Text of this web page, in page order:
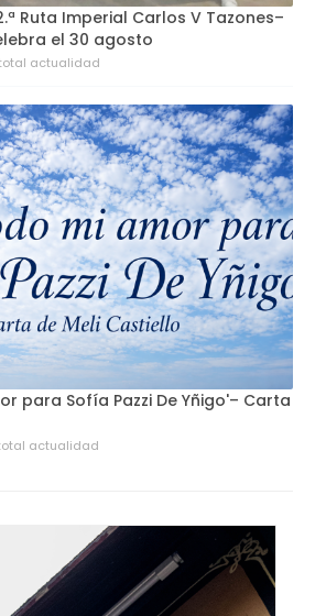
Ruta Imperial Carlos V Tazones–
el 30 agosto
actualidad
para Sofía Pazzi De Yñigo'– Carta
actualidad